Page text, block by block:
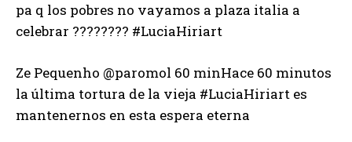
pa q los pobres no vayamos a plaza italia a
celebrar ???????? #LuciaHiriart
Ze Pequenho ‏@paromol 60 minHace 60 minutos
la última tortura de la vieja #LuciaHiriart es
mantenernos en esta espera eterna